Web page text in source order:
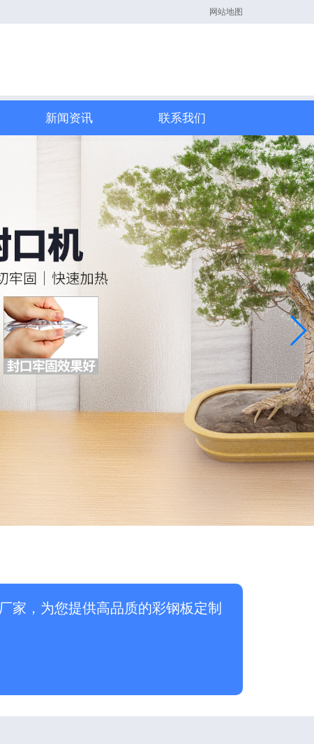
网站地图
新闻资讯 联系我们
家，为您提供高品质的彩钢板定制